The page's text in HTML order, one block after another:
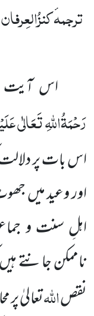
ترجمہکنزُالعِرفان
اس آیت
رَحْمَۃُاللہِ تَعَالٰی
اس بات پر
اور وعید میں
اہلِ سنت و
ناممکن جانتے
نقصاللہتعالیٰ